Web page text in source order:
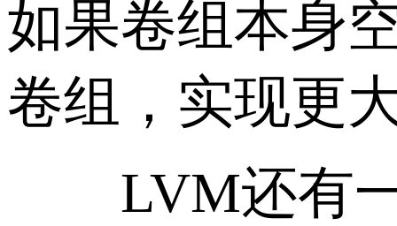
如果卷组本身
卷组，实现更
LVM还有一